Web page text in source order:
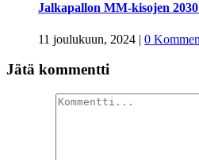
Jalkapallon MM-kisojen
11 joulukuun, 2024 | 0
Jätä kommentti